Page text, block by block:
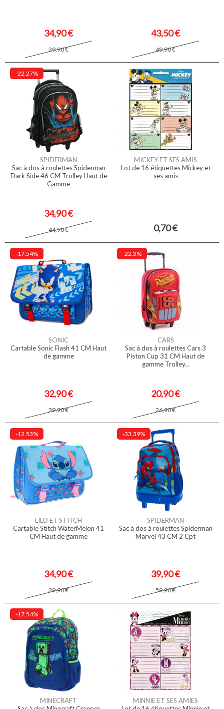
34,90 €
39,90 €
43,50 €
49,90 €
-22.27%
SPIDERMAN
Sac à dos à roulettes Spiderman
Dark Side 46 CM Trolley Haut de
Gamme
34,90 €
44,90 €
MICKEY ET SES AMIS
Lot de 16 étiquettes Mickey et
ses amis
0,70 €
-17.54%
SONIC
Cartable Sonic Flash 41 CM Haut
de gamme
32,90 €
39,90 €
-22.3%
CARS
Sac à dos à roulettes Cars 3
Piston Cup 31 CM Haut de
gamme Trolley...
20,90 €
26,90 €
-12.53%
LILO ET STITCH
Cartable Stitch WaterMelon 41
CM Haut de gamme
34,90 €
39,90 €
-33.39%
SPIDERMAN
Sac à dos à roulettes Spiderman
Marvel 43 CM 2 Cpt
39,90 €
59,90 €
-17.54%
MINECRAFT
MINNIE ET SES AMIES